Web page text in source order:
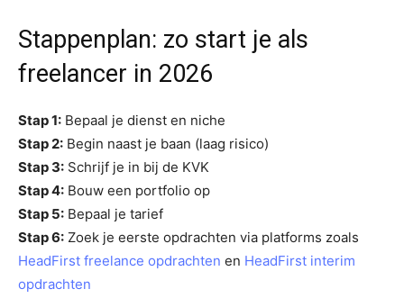
Stappenplan: zo start je als
freelancer in 2026
Stap 1: Bepaal je dienst en niche
Stap 2: Begin naast je baan (laag risico)
Stap 3: Schrijf je in bij de KVK
Stap 4: Bouw een portfolio op
Stap 5: Bepaal je tarief
Stap 6: Zoek je eerste opdrachten via platforms zoals
HeadFirst freelance opdrachten en HeadFirst interim
opdrachten